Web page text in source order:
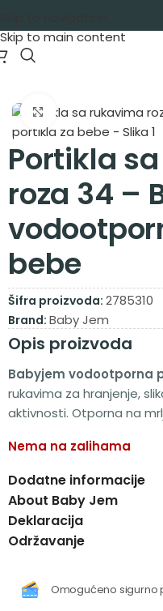
Skip to main content
Zumiraj sliku
Portikla
roza 34 –
bebe
Šifra proizvoda: 2785310
Brand: Baby Jem
Opis proizvoda
Babyjem vodootporna
rukavima za hranjenje,
aktivnosti. Otporna na
Nema na zalihama
Dodatne informacije
About Baby Jem
Deklaracija
Održavanje
Omogućeno sigurno